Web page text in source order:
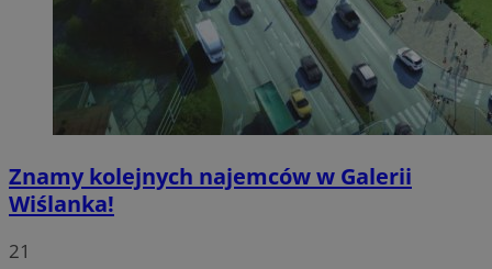
Znamy kolejnych najemców w Galerii
Wiślanka!
21